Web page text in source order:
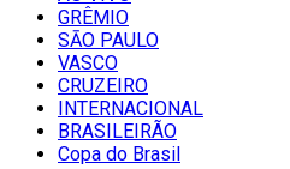
GRÊMIO
SĀO PAULO
VASCO
CRUZEIRO
INTERNACIONAL
BRASILEIRÃO
Copa do Brasil